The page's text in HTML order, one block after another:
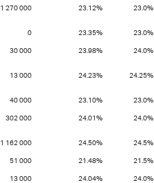
1 270 000 23.12% 23.0%
0 23.35% 23.0%
30 000 23.98% 24.0%
13 000 24.23% 24.25%
40 000 23.10% 23.0%
302 000 24.01% 24.0%
1 162 000 24.50% 24.5%
51 000 21.48% 21.5%
13 000 24.04% 24.0%